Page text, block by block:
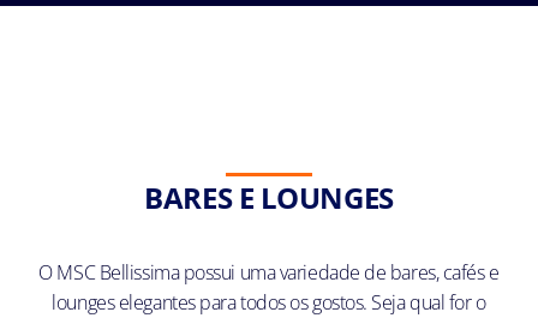
BARES E LOUNGES
O MSC Bellissima possui uma variedade de bares, cafés e
lounges elegantes para todos os gostos. Seja qual for o